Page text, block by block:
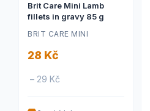
Brit Care Mini Lamb
fillets in gravy 85 g
BRIT CARE MINI
28 Kč
– 29 Kč